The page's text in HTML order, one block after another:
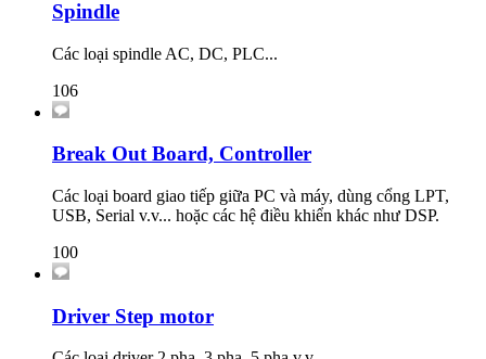
Spindle
Các loại spindle AC, DC, PLC...
106
Break Out Board, Controller
Các loại board giao tiếp giữa PC và máy, dùng cổng LPT,
USB, Serial v.v... hoặc các hệ điều khiển khác như DSP.
100
Driver Step motor